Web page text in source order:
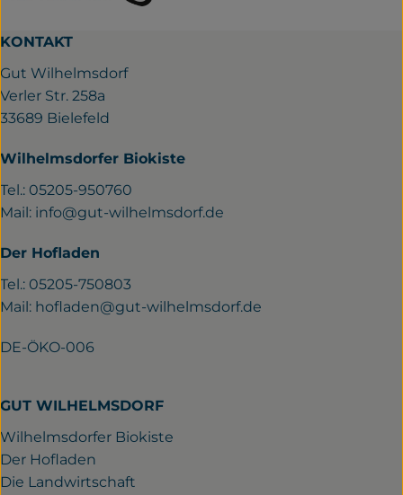
KONTAKT
Gut Wilhelmsdorf
Verler Str. 258a
33689 Bielefeld
Wilhelmsdorfer Biokiste
Tel.: 05205-950760
Mail: info@gut-wilhelmsdorf.de
Der Hofladen
Tel.: 05205-750803
Mail: hofladen@gut-wilhelmsdorf.de
DE-ÖKO-006
GUT WILHELMSDORF
Wilhelmsdorfer Biokiste
Der Hofladen
Die Landwirtschaft